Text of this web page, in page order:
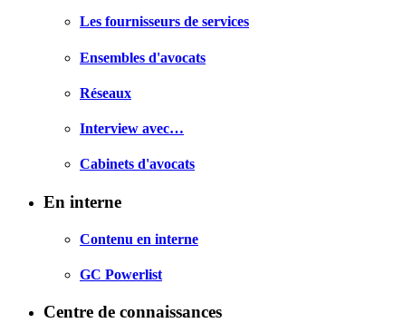
Les fournisseurs de services
Ensembles d'avocats
Réseaux
Interview avec…
Cabinets d'avocats
En interne
Contenu en interne
GC Powerlist
Centre de connaissances